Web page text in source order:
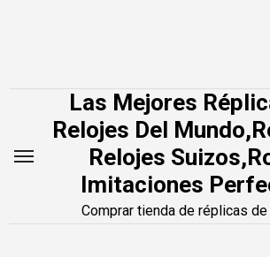
Las Mejores
Relojes Del
Relojes
Imitaciones
Comprar tienda de réplicas